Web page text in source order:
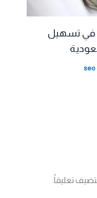
في تسهيل
seo
تعليقاً.